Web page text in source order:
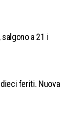
a 21 i
feriti. Nuova